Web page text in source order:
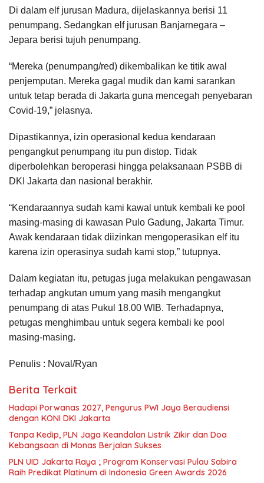
Di dalam elf jurusan Madura, dijelaskannya berisi 11
penumpang. Sedangkan elf jurusan Banjarnegara –
Jepara berisi tujuh penumpang.
“Mereka (penumpang/red) dikembalikan ke titik awal
penjemputan. Mereka gagal mudik dan kami sarankan
untuk tetap berada di Jakarta guna mencegah penyebaran
Covid-19,” jelasnya.
Dipastikannya, izin operasional kedua kendaraan
pengangkut penumpang itu pun distop. Tidak
diperbolehkan beroperasi hingga pelaksanaan PSBB di
DKI Jakarta dan nasional berakhir.
“Kendaraannya sudah kami kawal untuk kembali ke pool
masing-masing di kawasan Pulo Gadung, Jakarta Timur.
Awak kendaraan tidak diizinkan mengoperasikan elf itu
karena izin operasinya sudah kami stop,” tutupnya.
Dalam kegiatan itu, petugas juga melakukan pengawasan
terhadap angkutan umum yang masih mengangkut
penumpang di atas Pukul 18.00 WIB. Terhadapnya,
petugas menghimbau untuk segera kembali ke pool
masing-masing.
Penulis : Noval/Ryan
Berita Terkait
Hadapi Porwanas 2027, Pengurus PWI Jaya Beraudiensi
dengan KONI DKI Jakarta
Tanpa Kedip, PLN Jaga Keandalan Listrik Zikir dan Doa
Kebangsaan di Monas Berjalan Sukses
PLN UID Jakarta Raya ; Program Konservasi Pulau Sabira
Raih Predikat Platinum di Indonesia Green Awards 2026